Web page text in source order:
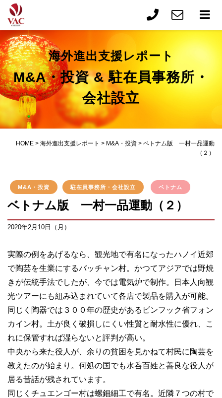
海外進出支援レポート
M&A・投資 & 駐在員事務所・
会社設立
HOME > 海外進出支援レポート > M&A・投資 > ベトナム版 一村一品運動
（２）
M&A・投資 駐在員事務所・会社設立 ベトナム
ベトナム版 一村一品運動（２）
2020年2月10日（月）
実際の例をあげるなら、観光地で有名になったハノイ近郊
で陶芸を生業にするバッチャン村。かつてアジアでは野焼
きが伝統手法でしたが、今では電気炉で制作。日本人向観
光ツアーにも組み込まれていて各店で製品を購入が可能。
同じく陶器では３００年の歴史があるビンフック省フォン
カイン村。土が良く破損しにくい性質と耐水性に優れ、こ
れに保管すれば湿らないと評判が高い。
中央から来た役人が、余りの貧困を見かねて村民に陶芸を
教えたのが始まり。何処の国でも水呑百姓と善良な役人が
居る昔話が残されています。
同じくチュエンゴー村は螺鈿細工で有名。近隣７つの村で